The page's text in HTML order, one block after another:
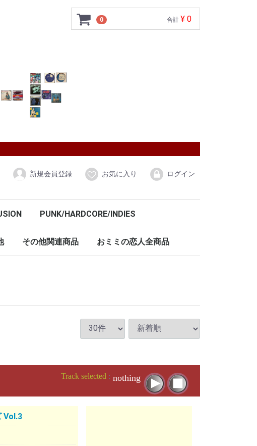
0 合計 ¥ 0
新規会員登録 お気に入り ログイン
PUNK/HARDCORE/INDIES
LP/12inch/10inch
7inch
その他関連商品 おミミの恋人全商品
Track selected : nothing
Vol.3